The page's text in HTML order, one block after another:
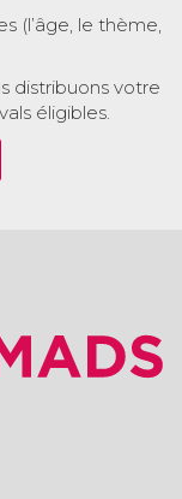
(l’âge, le thème,
distribuons votre
éligibles.